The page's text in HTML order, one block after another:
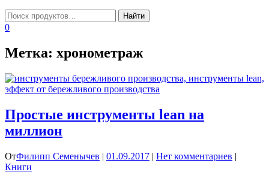
0
Метка: хронометраж
Простые инструменты lean на
миллион
ОтФилипп Семенычев | 01.09.2017 | Нет комментариев |
Книги